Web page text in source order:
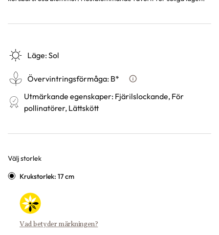
Läge:Sol
Övervintringsförmåga: B* Vad betyder
Utmärkande egenskaper: Fjärilslockande, För
pollinatörer, Lättskött
Välj storlek
Varianter
Krukstorlek: 17 cm
Vad betyder märkningen?